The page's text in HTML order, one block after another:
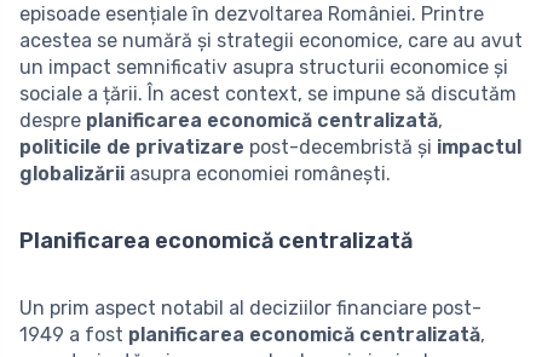
episoade esențiale în dezvoltarea României. Printre
acestea se numără și strategii economice, care au avut
un impact semnificativ asupra structurii economice și
sociale a țării. În acest context, se impune să discutăm
despre planificarea economică centralizată,
politicile de privatizare post-decembristă și impactul
globalizării asupra economiei românești.
Planificarea economică centralizată
Un prim aspect notabil al deciziilor financiare post-
1949 a fost planificarea economică centralizată,